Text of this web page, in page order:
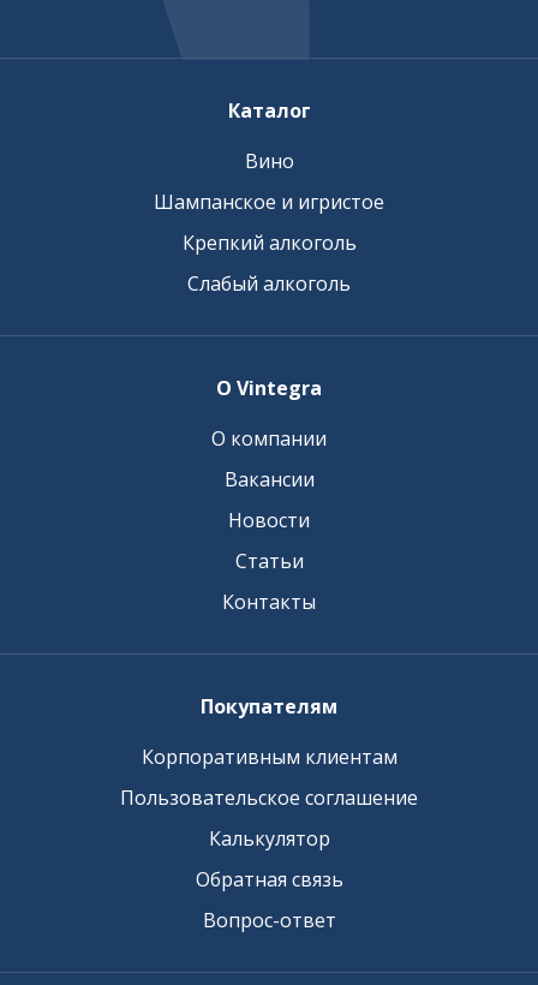
Каталог
Вино
Шампанское и игристое
Крепкий алкоголь
Слабый алкоголь
О Vintegra
О компании
Вакансии
Новости
Статьи
Контакты
Покупателям
Корпоративным клиентам
Пользовательское соглашение
Калькулятор
Обратная связь
Вопрос-ответ